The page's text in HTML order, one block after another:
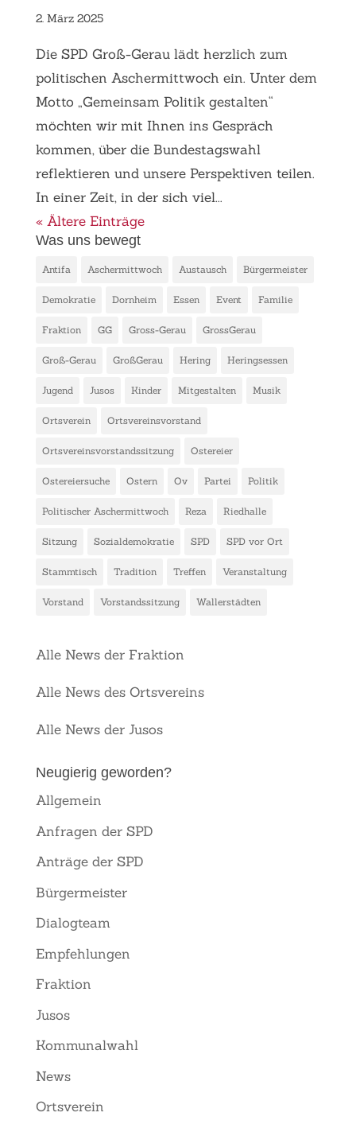
2. März 2025
Die SPD Groß-Gerau lädt herzlich zum
politischen Aschermittwoch ein. Unter dem
Motto „Gemeinsam Politik gestalten“
möchten wir mit Ihnen ins Gespräch
kommen, über die Bundestagswahl
reflektieren und unsere Perspektiven teilen.
In einer Zeit, in der sich viel...
« Ältere Einträge
Was uns bewegt
Antifa Aschermittwoch Austausch Bürgermeister
Demokratie Dornheim Essen Event Familie
Fraktion GG Gross-Gerau GrossGerau
Groß-Gerau GroßGerau Hering Heringsessen
Jugend Jusos Kinder Mitgestalten Musik
Ortsverein Ortsvereinsvorstand
Ortsvereinsvorstandssitzung Ostereier
Ostereiersuche Ostern Ov Partei Politik
Politischer Aschermittwoch Reza Riedhalle
Sitzung Sozialdemokratie SPD SPD vor Ort
Stammtisch Tradition Treffen Veranstaltung
Vorstand Vorstandssitzung Wallerstädten
Alle News der Fraktion
Alle News des Ortsvereins
Alle News der Jusos
Neugierig geworden?
Allgemein
Anfragen der SPD
Anträge der SPD
Bürgermeister
Dialogteam
Empfehlungen
Fraktion
Jusos
Kommunalwahl
News
Ortsverein